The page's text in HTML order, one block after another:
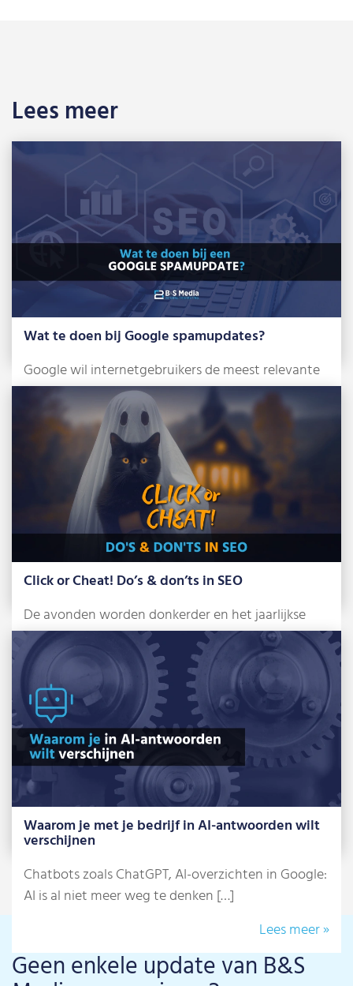
Lees meer
Wat te doen bij Google spamupdates?
Google wil internetgebruikers de meest relevante
en betrouwbare zoekresultaten tonen. Om dat te
bereiken, […]
Lees meer »
Click or Cheat! Do’s & don’ts in SEO
De avonden worden donkerder en het jaarlijkse
griezelfeest staat alweer voor de deur: Halloween.
[…]
Lees meer »
Waarom je met je bedrijf in AI-antwoorden wilt
verschijnen
Chatbots zoals ChatGPT, AI-overzichten in Google:
AI is al niet meer weg te denken […]
Lees meer »
Geen enkele update van B&S